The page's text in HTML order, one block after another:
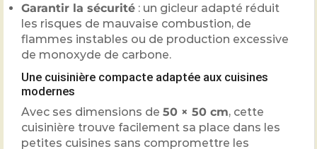
Garantir la sécurité : un gicleur adapté réduit
les risques de mauvaise combustion, de
flammes instables ou de production excessive
de monoxyde de carbone.
Une cuisinière compacte adaptée aux cuisines
modernes
Avec ses dimensions de 50 × 50 cm, cette
cuisinière trouve facilement sa place dans les
petites cuisines sans compromettre les